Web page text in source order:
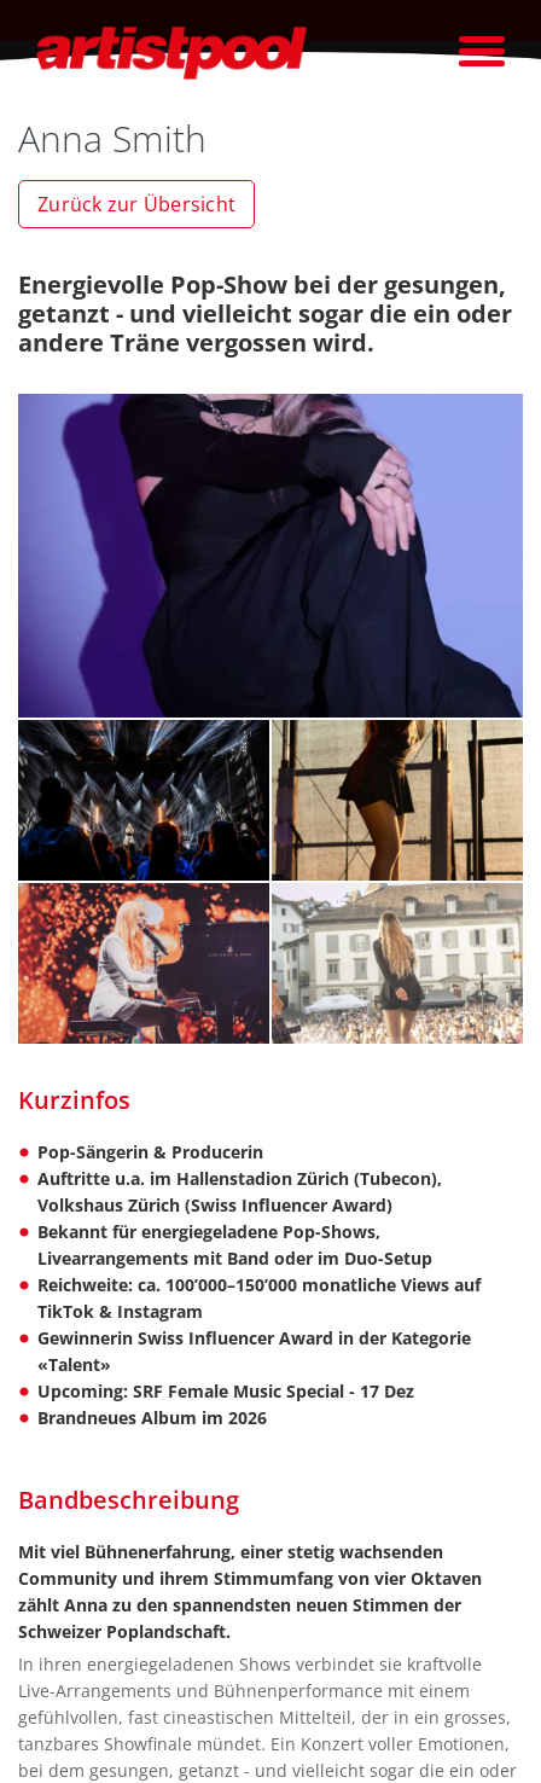
Anna Smith
Zurück zur Übersicht
Energievolle Pop-Show bei der gesungen,
getanzt - und vielleicht sogar die ein oder
andere Träne vergossen wird.
Kurzinfos
Pop-Sängerin & Producerin
Auftritte u.a. im Hallenstadion Zürich (Tubecon),
Volkshaus Zürich (Swiss Influencer Award)
Bekannt für energiegeladene Pop-Shows,
Livearrangements mit Band oder im Duo-Setup
Reichweite: ca. 100’000–150’000 monatliche Views auf
TikTok & Instagram
Gewinnerin Swiss Influencer Award in der Kategorie
«Talent»
Upcoming: SRF Female Music Special - 17 Dez
Brandneues Album im 2026
Bandbeschreibung
Mit viel Bühnenerfahrung, einer stetig wachsenden
Community und ihrem Stimmumfang von vier Oktaven
zählt Anna zu den spannendsten neuen Stimmen der
Schweizer Poplandschaft.
In ihren energiegeladenen Shows verbindet sie kraftvolle
Live-Arrangements und Bühnenperformance mit einem
gefühlvollen, fast cineastischen Mittelteil, der in ein grosses,
tanzbares Showfinale mündet. Ein Konzert voller Emotionen,
bei dem gesungen, getanzt - und vielleicht sogar die ein oder